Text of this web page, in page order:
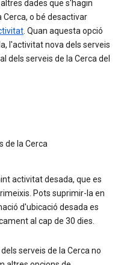
dades que s'hagin
o bé desactivar
. Quan aquesta opció
l'activitat nova dels serveis
dels serveis de la Cerca del
de la Cerca
activitat desada, que es
Pots suprimir-la en
d'ubicació desada es
al cap de 30 dies.
serveis de la Cerca no